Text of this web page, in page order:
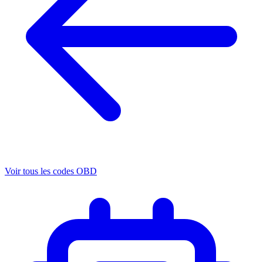
Voir tous les codes OBD